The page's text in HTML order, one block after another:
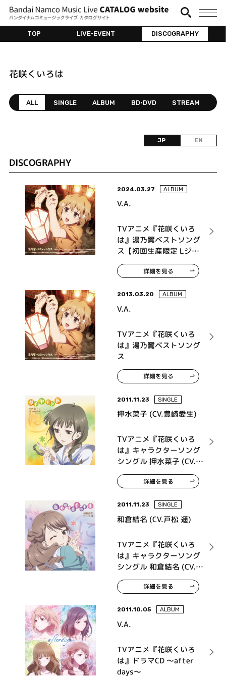
TOP LIVE•EVENT DISCOGRAPHY
花咲くいろは
ALL SINGLE ALBUM BD•DVD STREAM
JP EN
DISCOGRAPHY
2024.03.27 ALBUM
V.A.
TVアニメ『花咲くいろ
は』湯乃鷺ベストソング
ス【初回生産限定 Lジャ
ケ仕様】
詳細を見る
2013.03.20 ALBUM
V.A.
TVアニメ『花咲くいろ
は』湯乃鷺ベストソング
ス
詳細を見る
2011.11.23 SINGLE
押水菜子 (CV.豊崎愛生)
TVアニメ『花咲くいろ
は』キャラクターソング
シングル 押水菜子 (CV.豊
崎愛生) ダイヤモンド
詳細を見る
2011.11.23 SINGLE
和倉結名 (CV.戸松 遥)
TVアニメ『花咲くいろ
は』キャラクターソング
シングル 和倉結名 (CV.戸
松 遥) heartfelt
詳細を見る
2011.10.05 ALBUM
V.A.
TVアニメ『花咲くいろ
は』ドラマCD ～after
days～